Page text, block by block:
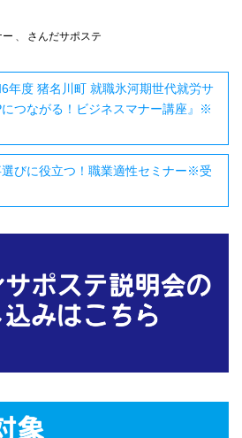
ー 、 さんだサポステ
6年度 猪名川町 就職氷河期世代就労サ
つながる！ビジネスマナー講座』※
選びに役立つ！職業適性セミナー※受